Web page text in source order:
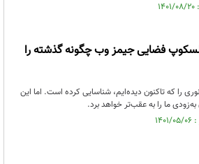
فضایی جیمز وب چگونه گذشته را
را که تاکنون دیده‌ایم، شناسایی کرده است. اما این
ما را به عقب‌تر خواهد برد.